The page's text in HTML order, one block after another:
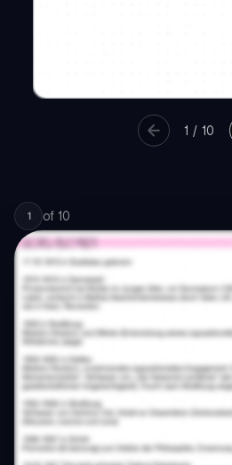
1 / 10
1 of 10